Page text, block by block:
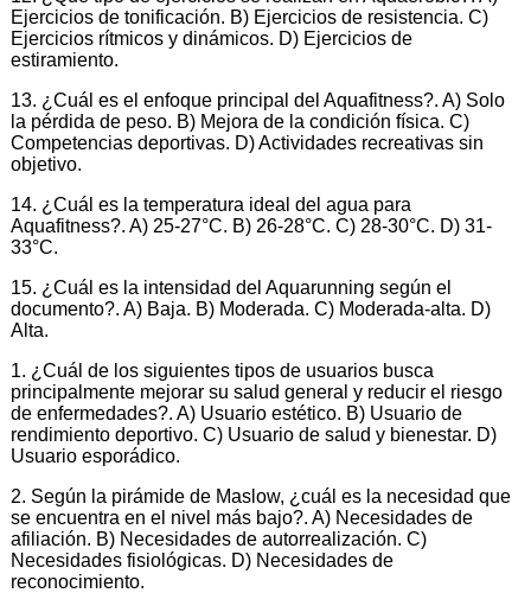
Ejercicios de tonificación. B) Ejercicios de resistencia. C)
Ejercicios rítmicos y dinámicos. D) Ejercicios de
estiramiento.
13. ¿Cuál es el enfoque principal del Aquafitness?. A) Solo
la pérdida de peso. B) Mejora de la condición física. C)
Competencias deportivas. D) Actividades recreativas sin
objetivo.
14. ¿Cuál es la temperatura ideal del agua para
Aquafitness?. A) 25-27°C. B) 26-28°C. C) 28-30°C. D) 31-
33°C.
15. ¿Cuál es la intensidad del Aquarunning según el
documento?. A) Baja. B) Moderada. C) Moderada-alta. D)
Alta.
1. ¿Cuál de los siguientes tipos de usuarios busca
principalmente mejorar su salud general y reducir el riesgo
de enfermedades?. A) Usuario estético. B) Usuario de
rendimiento deportivo. C) Usuario de salud y bienestar. D)
Usuario esporádico.
2. Según la pirámide de Maslow, ¿cuál es la necesidad que
se encuentra en el nivel más bajo?. A) Necesidades de
afiliación. B) Necesidades de autorrealización. C)
Necesidades fisiológicas. D) Necesidades de
reconocimiento.